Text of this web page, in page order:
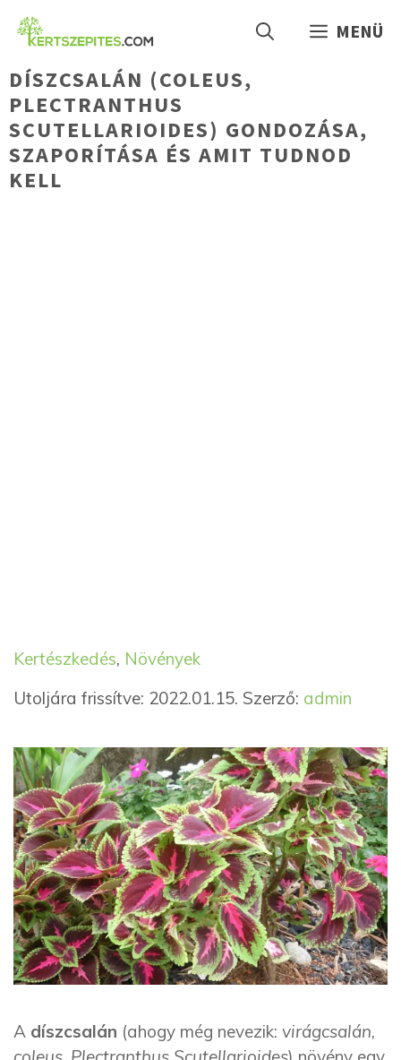
Kilépés
MENÜ
DÍSZCSALÁN (COLEUS,
PLECTRANTHUS
SCUTELLARIOIDES) GONDOZÁSA,
SZAPORÍTÁSA ÉS AMIT TUDNOD
KELL
Kategória
Kertészkedés, NövényekCímkék
Utoljára frissítve: 2022.01.15. Szerző: admin
A díszcsalán (ahogy még nevezik: virágcsalán,